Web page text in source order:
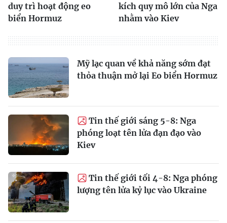
duy trì hoạt động eo
biển Hormuz
kích quy mô lớn của Nga
nhằm vào Kiev
Mỹ lạc quan về khả năng sớm đạt
thỏa thuận mở lại Eo biển Hormuz
Tin thế giới sáng 5-8: Nga
phóng loạt tên lửa đạn đạo vào
Kiev
Tin thế giới tối 4-8: Nga phóng
lượng tên lửa kỷ lục vào Ukraine